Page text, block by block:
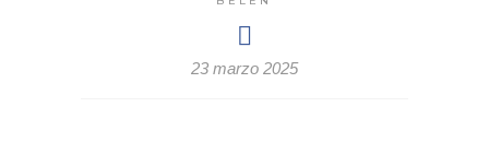
23 marzo 2025